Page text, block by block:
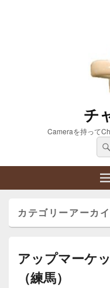
チ
Cameraを持って
検
索:
カテゴリーアーカ
アップマーケ
（練馬）